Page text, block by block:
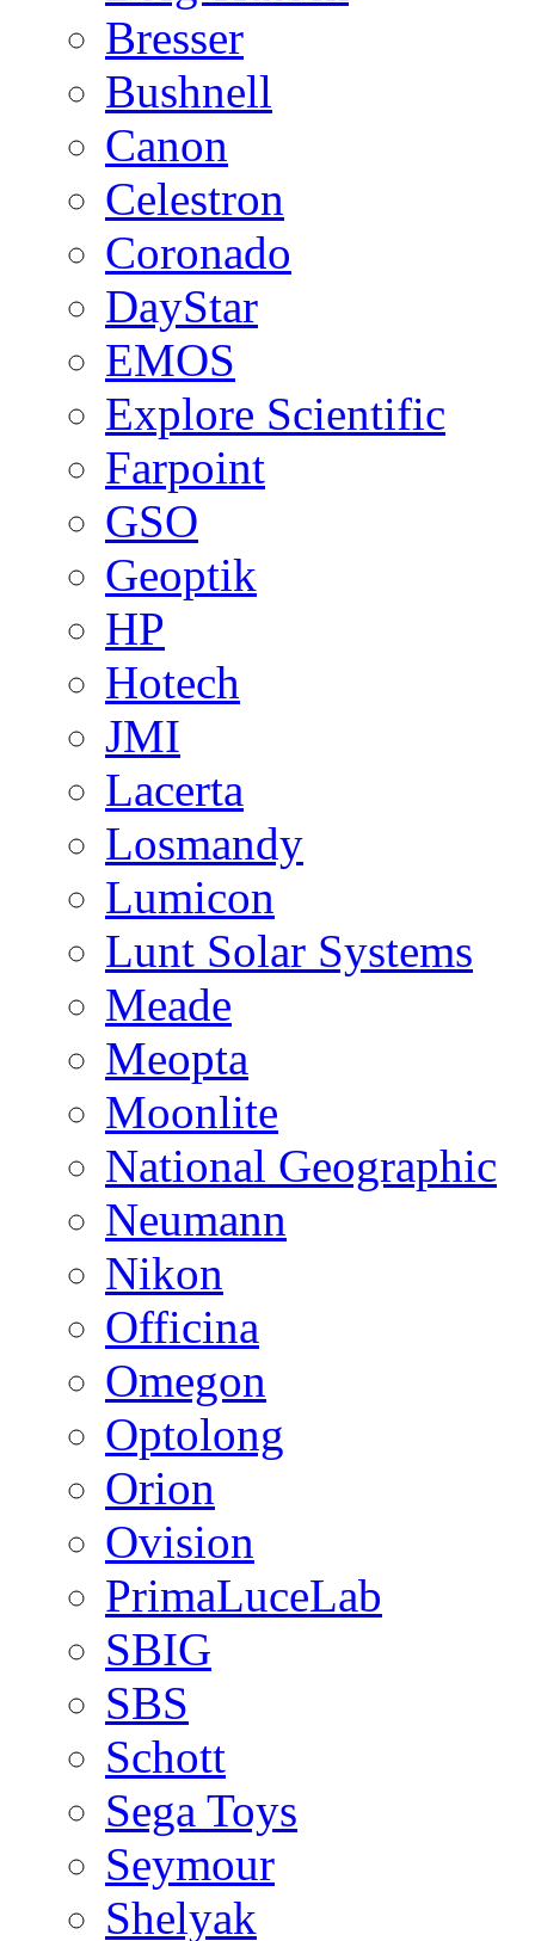
Bresser
Bushnell
Canon
Celestron
Coronado
DayStar
EMOS
Explore Scientific
Farpoint
GSO
Geoptik
HP
Hotech
JMI
Lacerta
Losmandy
Lumicon
Lunt Solar Systems
Meade
Meopta
Moonlite
National Geographic
Neumann
Nikon
Officina
Omegon
Optolong
Orion
Ovision
PrimaLuceLab
SBIG
SBS
Schott
Sega Toys
Seymour
Shelyak